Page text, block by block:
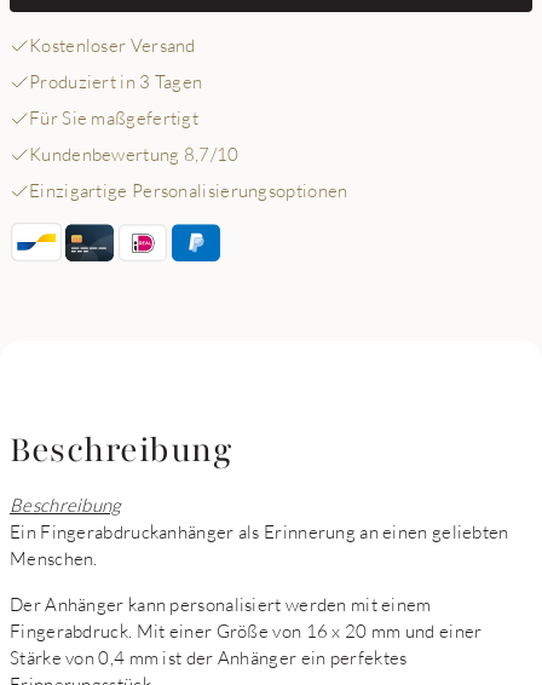
Kostenloser Versand
Produziert in 3 Tagen
Für Sie maßgefertigt
Kundenbewertung 8,7/10
Einzigartige Personalisierungsoptionen
Beschreibung
Beschreibung
Ein Fingerabdruckanhänger als Erinnerung an einen geliebten
Menschen.
Der Anhänger kann personalisiert werden mit einem
Fingerabdruck. Mit einer Größe von 16 x 20 mm und einer
Stärke von 0,4 mm ist der Anhänger ein perfektes